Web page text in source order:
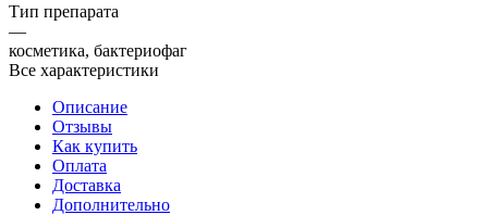
Тип препарата
—
косметика, бактериофаг
Все характеристики
Описание
Отзывы
Как купить
Оплата
Доставка
Дополнительно